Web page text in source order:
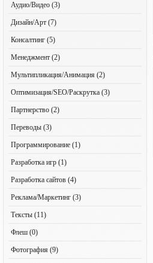
Аудио/Видео (3)
Дизайн/Арт (7)
Консалтинг (5)
Менеджмент (2)
Мультипликация/Анимация (2)
Оптимизация/SEO/Раскрутка (3)
Партнерство (2)
Переводы (3)
Программирование (1)
Разработка игр (1)
Разработка сайтов (4)
Реклама/Маркетинг (3)
Тексты (11)
Флеш (0)
Фотография (9)